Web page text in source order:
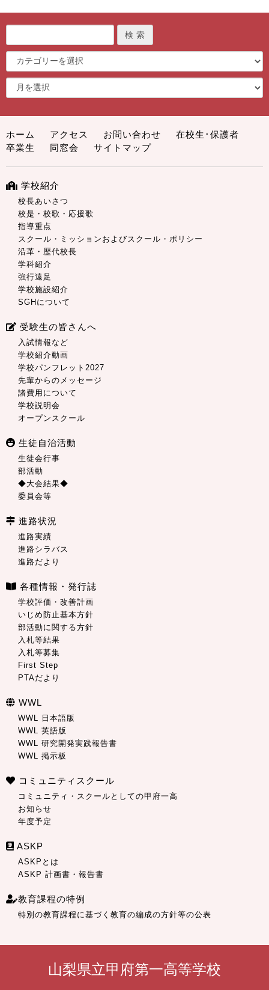
ホーム アクセス お問い合わせ
在校生･保護者
卒業生
同窓会 サイトマップ
学校紹介
校長あいさつ
校是・校歌・応援歌
指導重点
スクール・ミッションおよびスクール・ポリシー
沿革・歴代校長
学科紹介
強行遠足
学校施設紹介
SGHについて
受験生の皆さんへ
入試情報など
学校紹介動画
学校パンフレット2027
先輩からのメッセージ
諸費用について
学校説明会
オープンスクール
生徒自治活動
生徒会行事
部活動
◆大会結果◆
委員会等
進路状況
進路実績
進路シラバス
進路だより
各種情報・発行誌
学校評価・改善計画
いじめ防止基本方針
部活動に関する方針
入札等結果
入札等募集
First Step
PTAだより
WWL
WWL 日本語版
WWL 英語版
WWL 研究開発実践報告書
WWL 掲示板
コミュニティスクール
コミュニティ・スクールとしての甲府一高
お知らせ
年度予定
ASKP
ASKPとは
ASKP 計画書・報告書
教育課程の特例
特別の教育課程に基づく教育の編成の方針等の公表
山梨県立甲府第一高等学校